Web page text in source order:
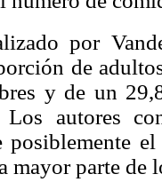
por
de
y de un
autores
posiblemente
mayor parte de